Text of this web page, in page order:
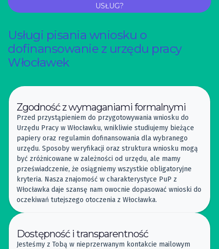
USŁUG?
Usługi pisania wniosku o
dofinansowanie z urzędu pracy
Włocławek
Zgodność z wymaganiami formalnymi
Przed przystąpieniem do przygotowywania wniosku do
Urzędu Pracy w Włocławku, wnikliwie studiujemy bieżące
papiery oraz regulamin dofinansowania dla wybranego
urzędu. Sposoby weryfikacji oraz struktura wniosku mogą
być zróżnicowane w zależności od urzędu, ale mamy
przeświadczenie, że osiągniemy wszystkie obligatoryjne
kryteria. Nasza znajomość w charakterystyce PuP z
Włocławka daje szansę nam owocnie dopasować wnioski do
oczekiwań tutejszego otoczenia z Włocławka.
Dostępność i transparentność
Jesteśmy z Tobą w nieprzerwanym kontakcie mailowym